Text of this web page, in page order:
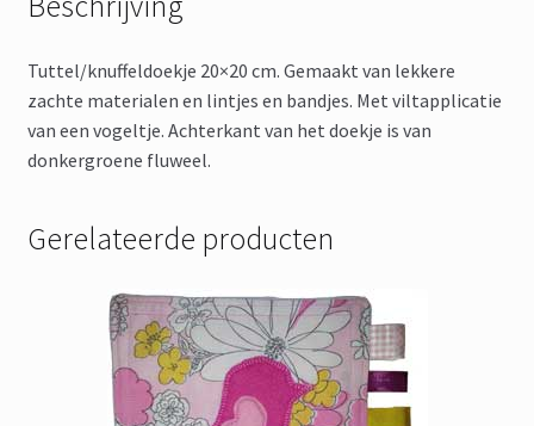
Tuttel/knuffeldoekje 20×20 cm. Gemaakt van lekkere
zachte materialen en lintjes en bandjes. Met viltapplicatie
van een vogeltje. Achterkant van het doekje is van
donkergroene fluweel.
Gerelateerde producten